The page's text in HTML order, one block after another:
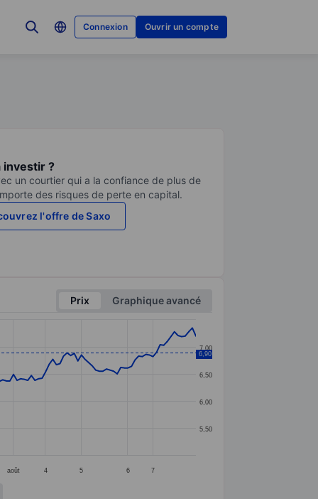
Connexion Ouvrir un compte
investir ?
un courtier qui a la confiance de plus de
des risques de perte en capital.
l'offre de Saxo
Prix Graphique avancé
août 4 5 6 7
5,50
6,00
6,50
7,00
6,90